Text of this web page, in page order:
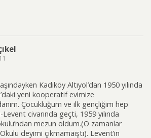
Kadıköy Altıyol’dan 1950 yılında
yeni kooperatif evimize
Çocukluğum ve ilk gençliğim hep
Levent civarında geçti, 1959 yılında
mezun oldum.(O zamanlar
deyimi çıkmamaıştı). Levent’in